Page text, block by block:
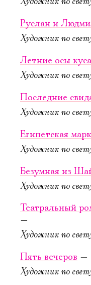
26 сентября,
16:00
В гостях
у барона
Мюнхгаузена
Старая сцена,
Серый зал
Руслан и
Художник по
Лет­ние осы
Художник по
Послед­ние
Художник по
Египет­ская
Художник по
Безум­ная из
Художник по
Театральный
—
Художник по
Пять вечеров —
Художник по